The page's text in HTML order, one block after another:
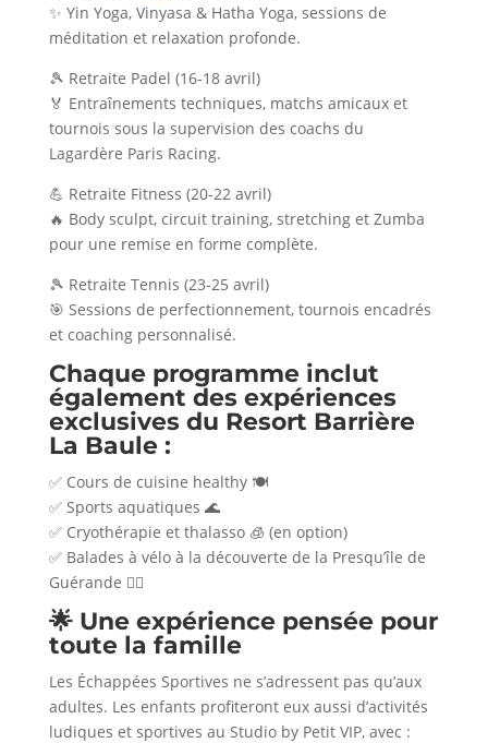
✨ Yin Yoga, Vinyasa & Hatha Yoga, sessions de
méditation et relaxation profonde.
🎾 Retraite Padel (16-18 avril)
🏅 Entraînements techniques, matchs amicaux et
tournois sous la supervision des coachs du
Lagardère Paris Racing.
💪 Retraite Fitness (20-22 avril)
🔥 Body sculpt, circuit training, stretching et Zumba
pour une remise en forme complète.
🎾 Retraite Tennis (23-25 avril)
🎯 Sessions de perfectionnement, tournois encadrés
et coaching personnalisé.
Chaque programme inclut
également des expériences
exclusives du Resort Barrière
La Baule :
✅ Cours de cuisine healthy 🍽️
✅ Sports aquatiques 🌊
✅ Cryothérapie et thalasso 🧊 (en option)
✅ Balades à vélo à la découverte de la Presqu’île de
Guérande 🚴‍♂️
🌟 Une expérience pensée pour
toute la famille
Les Échappées Sportives ne s’adressent pas qu’aux
adultes. Les enfants profiteront eux aussi d’activités
ludiques et sportives au Studio by Petit VIP, avec :